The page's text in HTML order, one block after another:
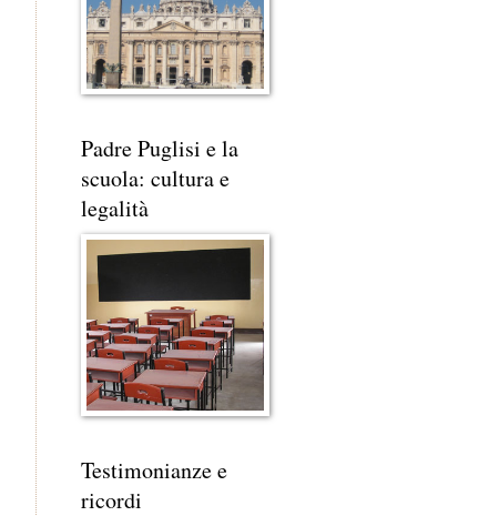
Padre Puglisi e la
scuola: cultura e
legalità
Testimonianze e
ricordi